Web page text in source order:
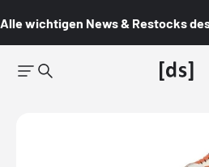
Alle wichtigen News & Restocks